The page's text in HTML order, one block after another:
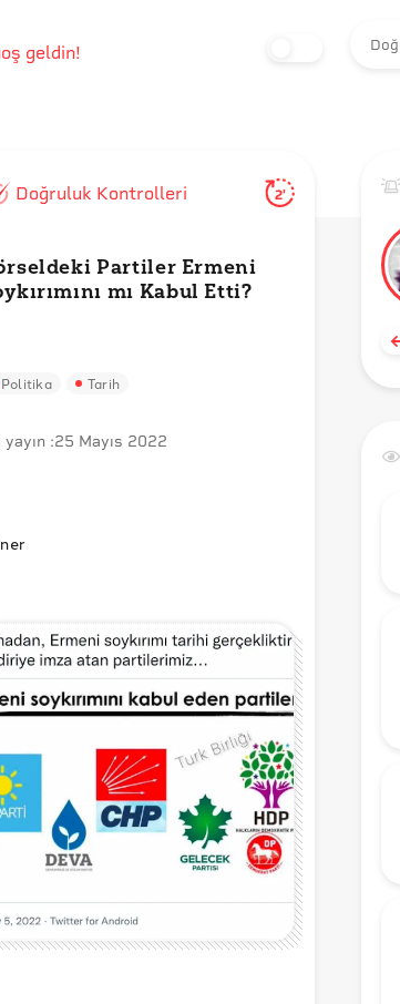
geldin!
Doğruluk Kontrolleri 2'
Partiler Ermeni
mı Kabul Etti?
Politika Tarih
:25 Mayıs 2022